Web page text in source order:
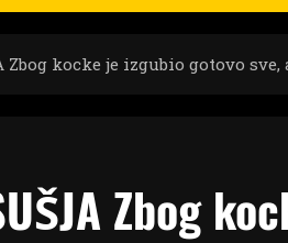
Zbog kocke je izgubio gotovo
Zbog